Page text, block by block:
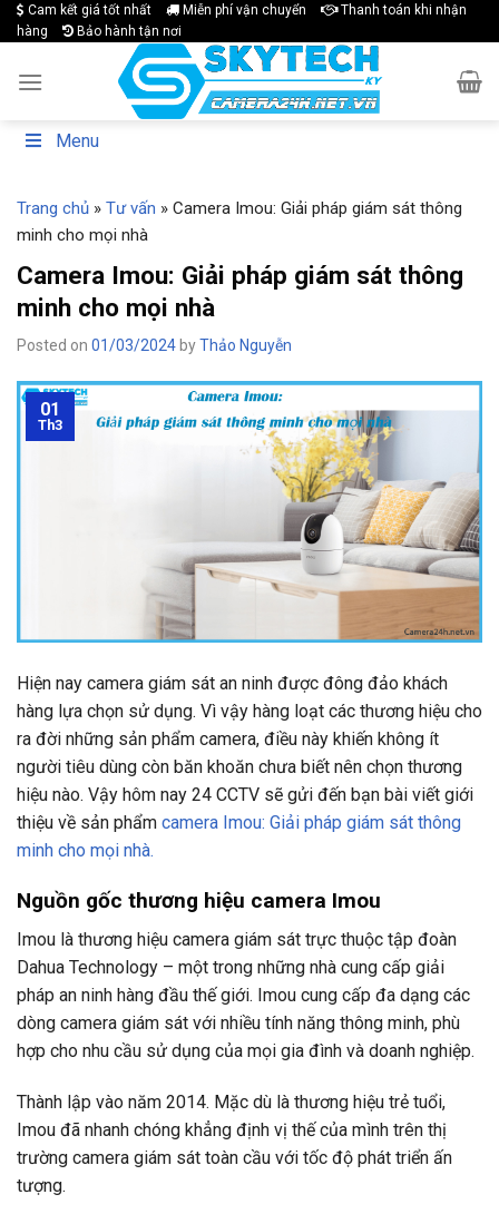
Skip
to
Cam kết giá tốt nhất Miễn phí vận chuyển
Thanh toán khi nhận
hàng
Bảo hành tận nơi
Menu
Trang chủ » Tư vấn » Camera Imou: Giải pháp giám sát thông
minh cho mọi nhà
Camera Imou: Giải pháp giám sát thông
minh cho mọi nhà
Posted on 01/03/2024 byThảo Nguyễn
01
Th3
Hiện nay camera giám sát an ninh được đông đảo khách
hàng lựa chọn sử dụng. Vì vậy hàng loạt các thương hiệu cho
ra đời những sản phẩm camera, điều này khiến không ít
người tiêu dùng còn băn khoăn chưa biết nên chọn thương
hiệu nào. Vậy hôm nay 24 CCTV sẽ gửi đến bạn bài viết giới
thiệu về sản phẩm camera Imou: Giải pháp giám sát thông
minh cho mọi nhà.
Nguồn gốc thương hiệu camera Imou
Imou là thương hiệu camera giám sát trực thuộc tập đoàn
Dahua Technology – một trong những nhà cung cấp giải
pháp an ninh hàng đầu thế giới. Imou cung cấp đa dạng các
dòng camera giám sát với nhiều tính năng thông minh, phù
hợp cho nhu cầu sử dụng của mọi gia đình và doanh nghiệp.
Thành lập vào năm 2014. Mặc dù là thương hiệu trẻ tuổi,
Imou đã nhanh chóng khẳng định vị thế của mình trên thị
trường camera giám sát toàn cầu với tốc độ phát triển ấn
tượng.